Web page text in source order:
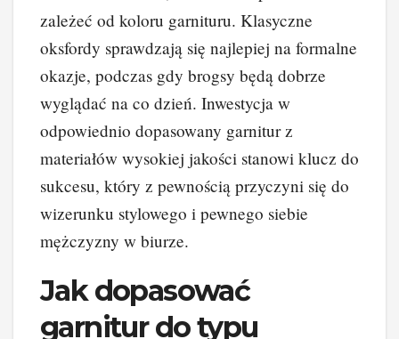
zależeć od koloru garnituru. Klasyczne
oksfordy sprawdzają się najlepiej na formalne
okazje, podczas gdy brogsy będą dobrze
wyglądać na co dzień. Inwestycja w
odpowiednio dopasowany garnitur z
materiałów wysokiej jakości stanowi klucz do
sukcesu, który z pewnością przyczyni się do
wizerunku stylowego i pewnego siebie
mężczyzny w biurze.
Jak dopasować
garnitur do typu